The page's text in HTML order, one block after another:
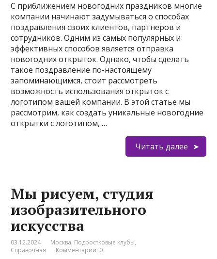
С приближением новогодних праздников многие
компании начинают задумываться о способах
поздравления своих клиентов, партнеров и
сотрудников. Одним из самых популярных и
эффективных способов является отправка
новогодних открыток. Однако, чтобы сделать
такое поздравление по-настоящему
запоминающимся, стоит рассмотреть
возможность использования открыток с
логотипом вашей компании. В этой статье мы
рассмотрим, как создать уникальные новогодние
открытки с логотипом, …
Читать далее
Мы рисуем, студия
изобразительного
искусства
03.12.2024 Москва, Подростковые клубы,
Справочная
Комментарии: 0